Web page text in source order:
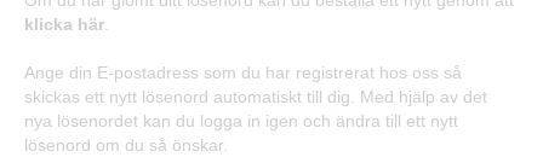
klicka här
Ange din E-postadress som du har registrerat hos oss så
skickas ett nytt lösenord automatiskt till dig. Med hjälp av det
nya lösenordet kan du logga in igen och ändra till ett nytt
lösenord om du så önskar.